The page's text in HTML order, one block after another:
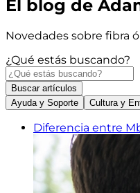
El blog de
Novedades sobre fibra
¿Qué estás buscando?
Buscar artículos
Ayuda y Soporte
Cultura y
Diferencia entre